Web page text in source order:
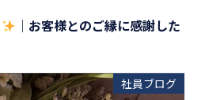
│お客様とのご縁に感謝した
社員ブログ